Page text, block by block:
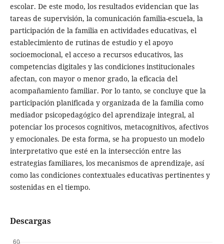
escolar. De este modo, los resultados evidencian que las
tareas de supervisión, la comunicación familia-escuela, la
participación de la familia en actividades educativas, el
establecimiento de rutinas de estudio y el apoyo
socioemocional, el acceso a recursos educativos, las
competencias digitales y las condiciones institucionales
afectan, con mayor o menor grado, la eficacia del
acompañamiento familiar. Por lo tanto, se concluye que la
participación planificada y organizada de la familia como
mediador psicopedagógico del aprendizaje integral, al
potenciar los procesos cognitivos, metacognitivos, afectivos
y emocionales. De esta forma, se ha propuesto un modelo
interpretativo que esté en la intersección entre las
estrategias familiares, los mecanismos de aprendizaje, así
como las condiciones contextuales educativas pertinentes y
sostenidas en el tiempo.
Descargas